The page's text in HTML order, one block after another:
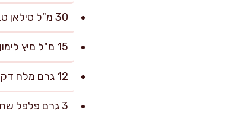
30 מ"ל סילאן טבעי
15 מ"ל מיץ לימון סחוט טרי
12 גרם מלח דק (כפית וחצי), ועוד לפי הטעם
3 גרם פלפל שחור גרוס (כחצי כפית)